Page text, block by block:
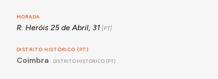
MORADA
R. Heróis 25 de Abril, 31
DISTRITO HISTÓRICO (PT)
Coimbra DISTRITO HISTÓRICO (PT)